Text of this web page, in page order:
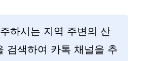
하시는 지역 주변의 산
검색하여 카톡 채널을 추